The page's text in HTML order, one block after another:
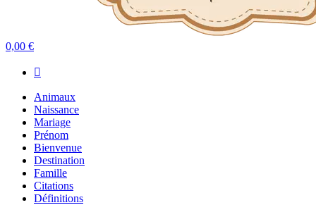
0,00 €
Animaux
Naissance
Mariage
Prénom
Bienvenue
Destination
Famille
Citations
Définitions